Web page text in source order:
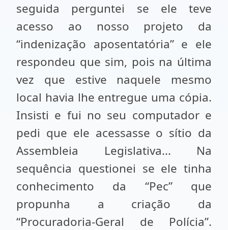
seguida perguntei se ele teve
acesso ao nosso projeto da
“indenização aposentatória” e ele
respondeu que sim, pois na última
vez que estive naquele mesmo
local havia lhe entregue uma cópia.
Insisti e fui no seu computador e
pedi que ele acessasse o sítio da
Assembleia Legislativa... Na
sequência questionei se ele tinha
conhecimento da “Pec” que
propunha a criação da
“Procuradoria-Geral de Polícia”.